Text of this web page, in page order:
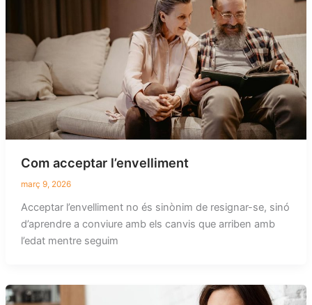
Com acceptar l’envelliment
març 9, 2026
Acceptar l’envelliment no és sinònim de resignar-se, sinó
d’aprendre a conviure amb els canvis que arriben amb
l’edat mentre seguim